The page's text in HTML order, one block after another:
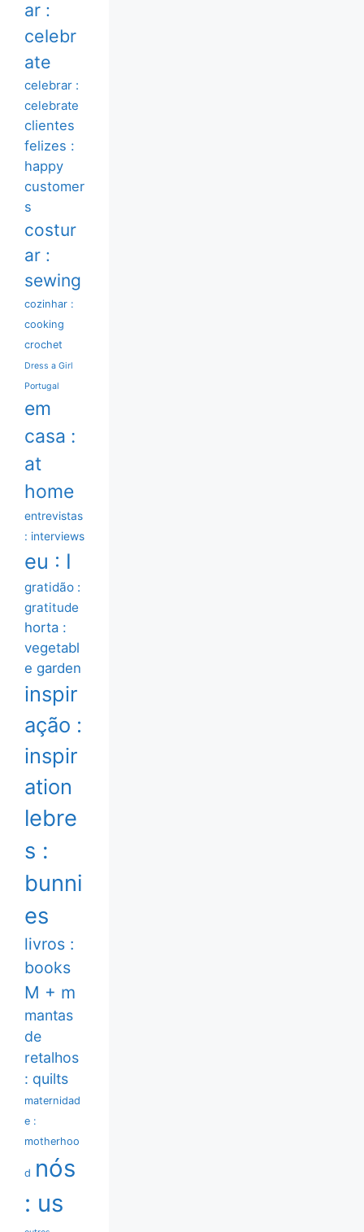
ar :
celebr
ate
celebrar :
celebrate
clientes
felizes :
happy
customer
s
costur
ar :
sewing
cozinhar :
cooking
crochet
Dress a Girl
Portugal
em
casa :
at
home
entrevistas
: interviews
eu : I
gratidão :
gratitude
horta :
vegetabl
e garden
inspir
ação :
inspir
ation
lebre
s :
bunni
es
livros :
books
M + m
mantas
de
retalhos
: quilts
maternidad
e :
motherhoo
d nós
: us